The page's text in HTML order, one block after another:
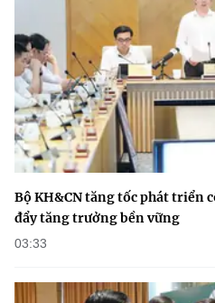
Bộ KH&CN tăng tốc phát triển
đẩy tăng trưởng bền vững
03:33